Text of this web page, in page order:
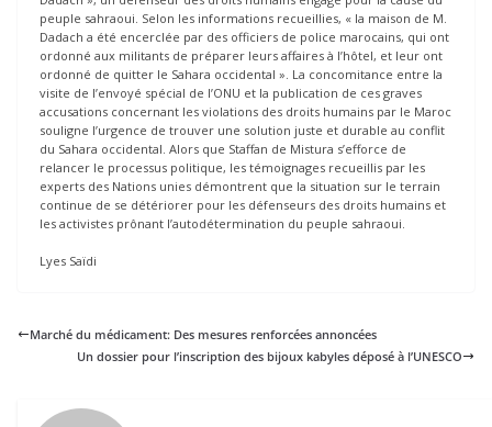
peuple sahraoui. Selon les informations recueillies, « la maison de M.
Dadach a été encerclée par des officiers de police marocains, qui ont
ordonné aux militants de préparer leurs affaires à l’hôtel, et leur ont
ordonné de quitter le Sahara occidental ». La concomitance entre la
visite de l’envoyé spécial de l’ONU et la publication de ces graves
accusations concernant les violations des droits humains par le Maroc
souligne l’urgence de trouver une solution juste et durable au conflit
du Sahara occidental. Alors que Staffan de Mistura s’efforce de
relancer le processus politique, les témoignages recueillis par les
experts des Nations unies démontrent que la situation sur le terrain
continue de se détériorer pour les défenseurs des droits humains et
les activistes prônant l’autodétermination du peuple sahraoui.
Lyes Saïdi
Marché du médicament: Des mesures renforcées annoncées
Un dossier pour l’inscription des bijoux kabyles déposé à l’UNESCO